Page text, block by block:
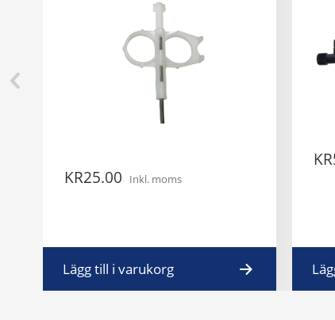
25.00
KR Inkl. moms
Lägg till i varukorg
KR